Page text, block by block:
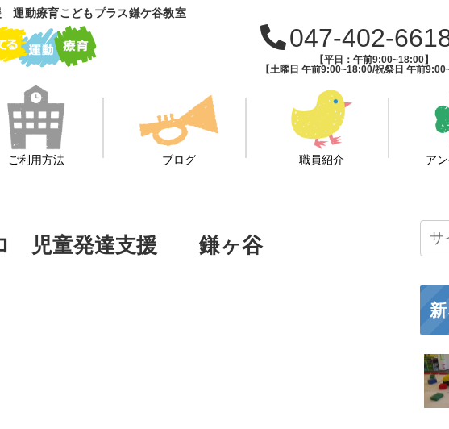
運動療育こどもプラス鎌ケ谷教室
047-402-
【平日：午前9:00~18:00】
【土曜日 午前9:00~18:00/祝祭日 午前
ご利用方法 ブログ 職員紹介 ア
児童発達支援 鎌ヶ谷